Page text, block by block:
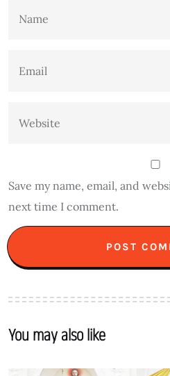
Save my name, email, and
next time I comment.
You may also like